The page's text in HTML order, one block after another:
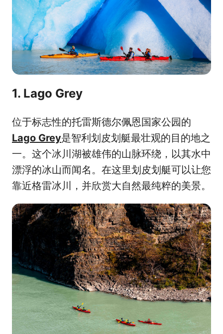
1. Lago Grey
位于标志性的托雷斯德尔佩恩国家公园的
Lago Grey是智利划皮划艇最壮观的目的地之
一。这个冰川湖被雄伟的山脉环绕，以其水中
漂浮的冰山而闻名。在这里划皮划艇可以让您
靠近格雷冰川，并欣赏大自然最纯粹的美景。